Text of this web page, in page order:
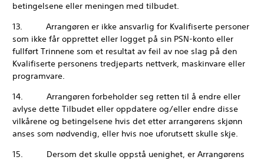
betingelsene eller meningen med tilbudet.
13. Arrangøren er ikke ansvarlig for Kvalifiserte personer
som ikke får opprettet eller logget på sin PSN-konto eller
fullført Trinnene som et resultat av feil av noe slag på den
Kvalifiserte personens tredjeparts nettverk, maskinvare eller
programvare.
14. Arrangøren forbeholder seg retten til å endre eller
avlyse dette Tilbudet eller oppdatere og/eller endre disse
vilkårene og betingelsene hvis det etter arrangørens skjønn
anses som nødvendig, eller hvis noe uforutsett skulle skje.
15. Dersom det skulle oppstå uenighet, er Arrangørens